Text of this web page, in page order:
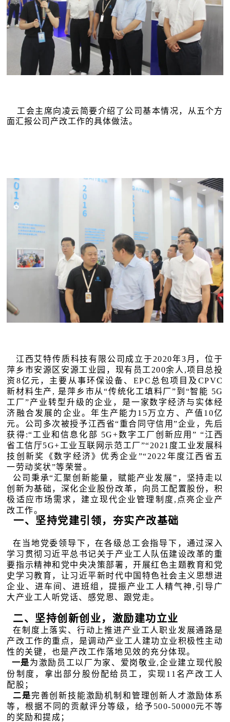
工会主席向凌云简要介绍了公司基本情况，
从五个方
面汇报公司产改工作的具体做法。
江西艾特传质科技有限公司成立于2020年3月，位于
萍乡市安源区安源工业园，现有员工200余人,项目总投
资8亿元，主要从事环保设备、EPC总包项目及CPVC
新材料生产, 是萍乡市从“传统化工填料厂”到“智能 5G
工厂”产业转型升级的企业，是一家数字经济与实体经
济融合发展的企业。年生产能力15万立方、产值10亿
元。公司多次被授予江西省“重合同守信用”企业，先后
获得:“工业和信息化部 5G+数字工厂创新应用” “江西
省工信厅5G+工业互联网示范工厂”“2021度工业发展科
技创新奖《数字经济》优秀企业”“2022年度江西省五
一劳动奖状”等荣誉。
公司秉承“汇聚创新能量，赋能产业发展”，坚持走以
创新为基础，深化企业股份改革，向员工配置股份，积
极适应市场需求，建立现代企业管理制度,点亮企业产
改工作。
一、坚持党建引领，夯实产改基础
在当地党委领导下，在各级总工会指导下，通过深入
学习贯彻习近平总书记关于产业工人队伍建设改革的重
要指示精神和党中央决策部署，开展红色主题教育和党
史学习教育，让习近平新时代中国特色社会主义思想进
企业、进车间、进班组，提振产业工人精气神,引导广
大产业工人听党话、感党恩、跟党走。
二、坚持创新创业，激励建功立业
在制度上落实、行动上推进产业工人职业发展通路是
产改工作的重点，是调动产业工人建功立业积极性主动
性的关键，也是产改工作落地见效的充分体现。
一是为激励员工以厂为家、爱岗敬业,企业建立现代股
份制度，拿出部分股份配给员工，实现11名产改工人
配股；
二是完善创新技能激励机制和管理创新人才激励体系
等，根据不同的贡献评分等级，给予500-50000元不等
的奖励和提成；